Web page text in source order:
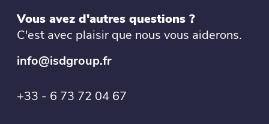
Vous avez d'autres questions ?
C'est avec plaisir que nous vous aiderons.
info@isdgroup.fr
+33 - 6 73 72 04 67